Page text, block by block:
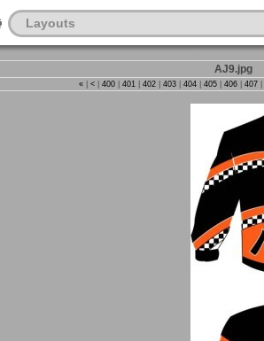
Layouts
AJ9.jpg
«| < 400| 401| 402| 403| 404| 405| 406| 407|